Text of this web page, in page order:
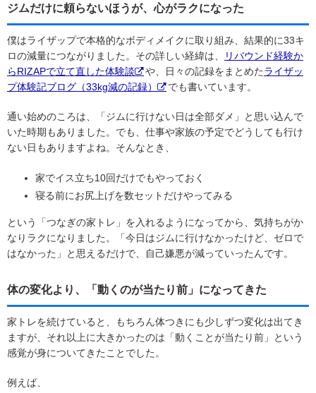
ジムだけに頼らないほうが、心がラクになった
僕はライザップで本格的なボディメイクに取り組み、結果的に33キ
ロの減量につながりました。その詳しい経緯は、
リバウンド経験か
らRIZAPで立て直した体験談
や、日々の記録をまとめたライザッ
プ体験記ブログ（33kg減の記録）
でも書いています。
通い始めのころは、「ジムに行けない日は全部ダメ」と思い込んで
いた時期もありました。でも、仕事や家族の予定でどうしても行け
ない日もありますよね。そんなとき、
家でイス立ち10回だけでもやっておく
寝る前にお尻上げを数セットだけやってみる
という「つなぎの家トレ」を入れるようになってから、気持ちがか
なりラクになりました。「今日はジムに行けなかったけど、ゼロで
はなかった」と思えるだけで、自己嫌悪が減っていったんです。
体の変化より、「動くのが当たり前」になってきた
家トレを続けていると、もちろん体つきにも少しずつ変化は出てき
ますが、それ以上に大きかったのは「動くことが当たり前」という
感覚が身についてきたことでした。
例えば、